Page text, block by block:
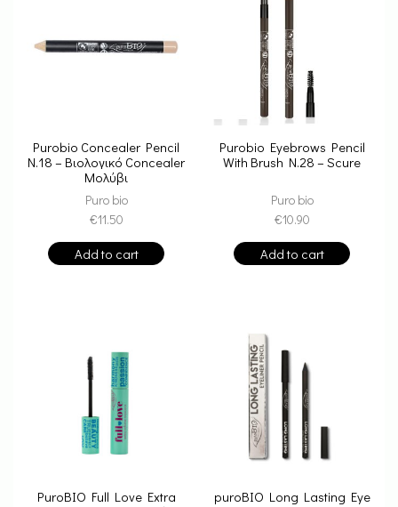
Purobio Concealer Pencil
N.18 – Βιολογικό Concealer
Μολύβι
Puro bio
€11.50
Add to cart
Purobio Eyebrows Pencil
With Βrush N.28 – Scure
Puro bio
€10.90
Add to cart
PuroBIO Full Love Extra
puroBIO Long Lasting Eye